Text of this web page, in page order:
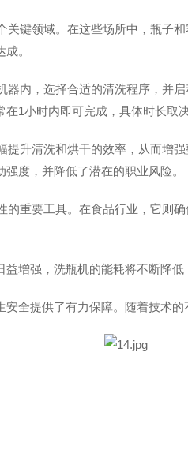
键领域。在这些场所中，瓶子
。
内，选择合适的清洗程序，并
在1小时内即可完成，具体时长取
升清洗和烘干的效率，从而增
度，并降低了潜在的职业风险。
重要工具。在食品行业，它则
增强，洗瓶机的能耗将不断降低
全提供了有力保障。随着技术